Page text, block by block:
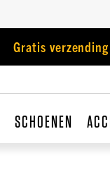
Gratis
SCHOENEN